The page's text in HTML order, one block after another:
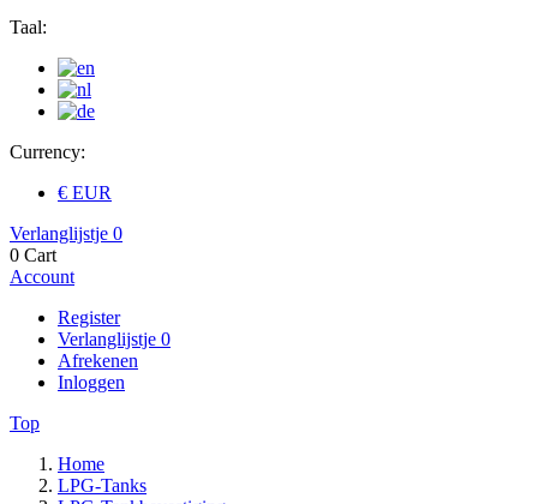
Taal:
Currency:
€ EUR
Verlanglijstje 0
0 Cart
Account
Register
Verlanglijstje 0
Afrekenen
Inloggen
Top
Home
LPG-Tanks